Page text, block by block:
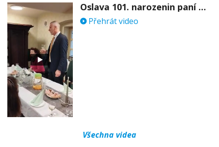
Oslava 101. narozenin paní Věry Skořepové
Přehrát video
Všechna videa